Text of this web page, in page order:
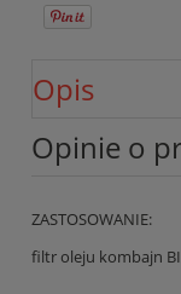
Opis
Opinie o
ZASTOSOWANIE:
filtr oleju kombajn